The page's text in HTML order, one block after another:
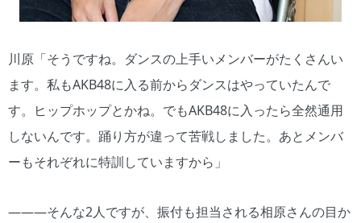
川原「そうですね。ダンスの上手いメンバーがたくさんい
ます。私もAKB48に入る前からダンスはやっていたんで
す。ヒップホップとかね。でもAKB48に入ったら全然通用
しないんです。踊り方が違って苦戦しました。あとメンバ
ーもそれぞれに特訓していますから」
―――そんな2人ですが、振付も担当される相原さんの目か